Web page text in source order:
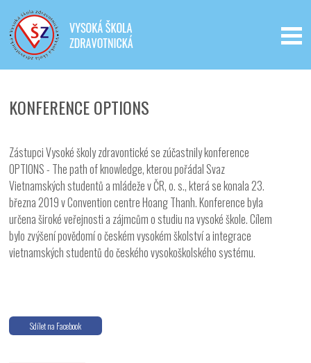
KONFERENCE OPTIONS
Zástupci Vysoké školy zdravontické se zúčastnily konference
OPTIONS - The path of knowledge, kterou pořádal Svaz
Vietnamských studentů a mládeže v ČR, o. s., která se konala 23.
března 2019 v Convention centre Hoang Thanh. Konference byla
určena široké veřejnosti a zájmcům o studiu na vysoké škole. Cílem
bylo zvýšení povědomí o českém vysokém školství a integrace
vietnamských studentů do českého vysokoškolského systému.
Sdílet na Facebook
Iveta - Vysoká škola zdravotnická,
o.p.s.